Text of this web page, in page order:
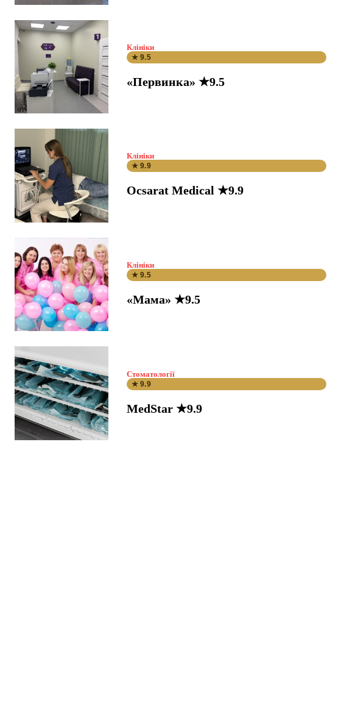
Клініки
★ 9.5
«Первинка» ★9.5
Клініки
★ 9.9
Ocsarat Medical ★9.9
Клініки
★ 9.5
«Мама» ★9.5
Стоматології
★ 9.9
MedStar ★9.9